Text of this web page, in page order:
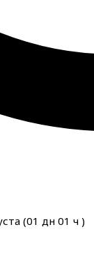
(01 дн01 ч)